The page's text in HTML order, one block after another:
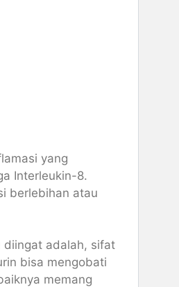
yang
Interleukin-8.
berlebihan atau
diingat adalah, sifat
bisa mengobati
memang